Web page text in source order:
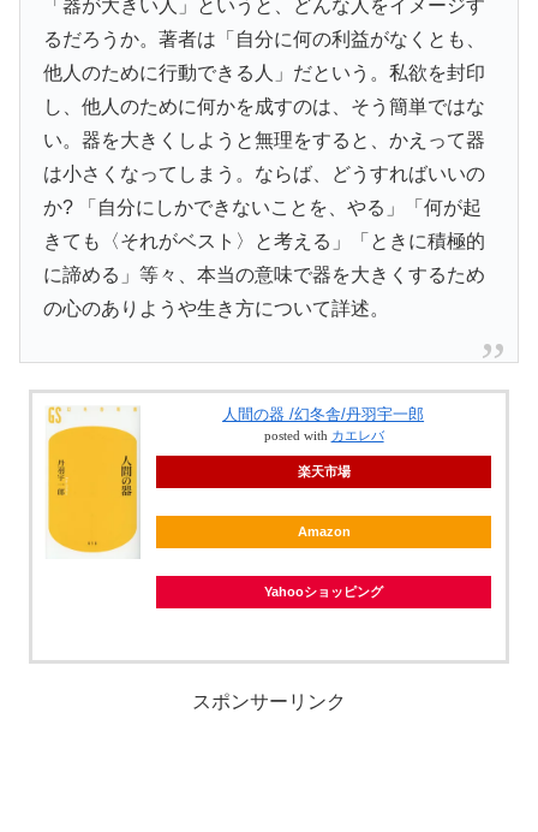
「器が大きい人」というと、どんな人をイメージす
るだろうか。著者は「自分に何の利益がなくとも、
他人のために行動できる人」だという。私欲を封印
し、他人のために何かを成すのは、そう簡単ではな
い。器を大きくしようと無理をすると、かえって器
は小さくなってしまう。ならば、どうすればいいの
か? 「自分にしかできないことを、やる」「何が起
きても〈それがベスト〉と考える」「ときに積極的
に諦める」等々、本当の意味で器を大きくするため
の心のありようや生き方について詳述。
人間の器 /幻冬舎/丹羽宇一郎
posted with カエレバ
楽天市場
Amazon
Yahooショッピング
スポンサーリンク